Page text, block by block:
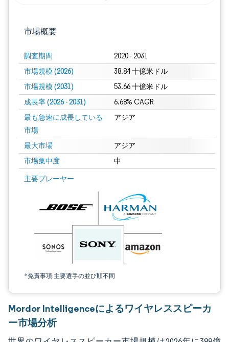
市場概要
調査期間 2020 - 2031
市場規模 (2026) 38.84 十億米ドル
市場規模 (2031) 53.66 十億米ドル
成長率 (2026 - 2031) 6.68% CAGR
最も急速に成長している
市場
アジア
最大市場 アジア
市場集中度 中
主要プレーヤー
*免責事項:主要選手の並び順不同
画像 © Mordor Intelligence。再利用にはCC BY 4.0の表示が必要です。
Mordor Intelligenceによるワイヤレススピーカ
ー市場分析